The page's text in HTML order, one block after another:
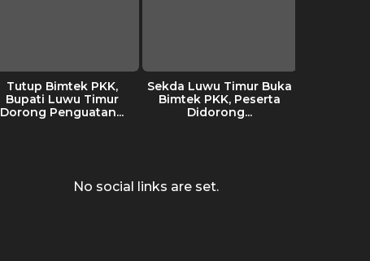
Tutup Bimtek PKK,
Bupati Luwu Timur
Dorong Penguatan...
Sekda Luwu Timur Buka
Bimtek PKK, Peserta
Didorong...
No social links are set.